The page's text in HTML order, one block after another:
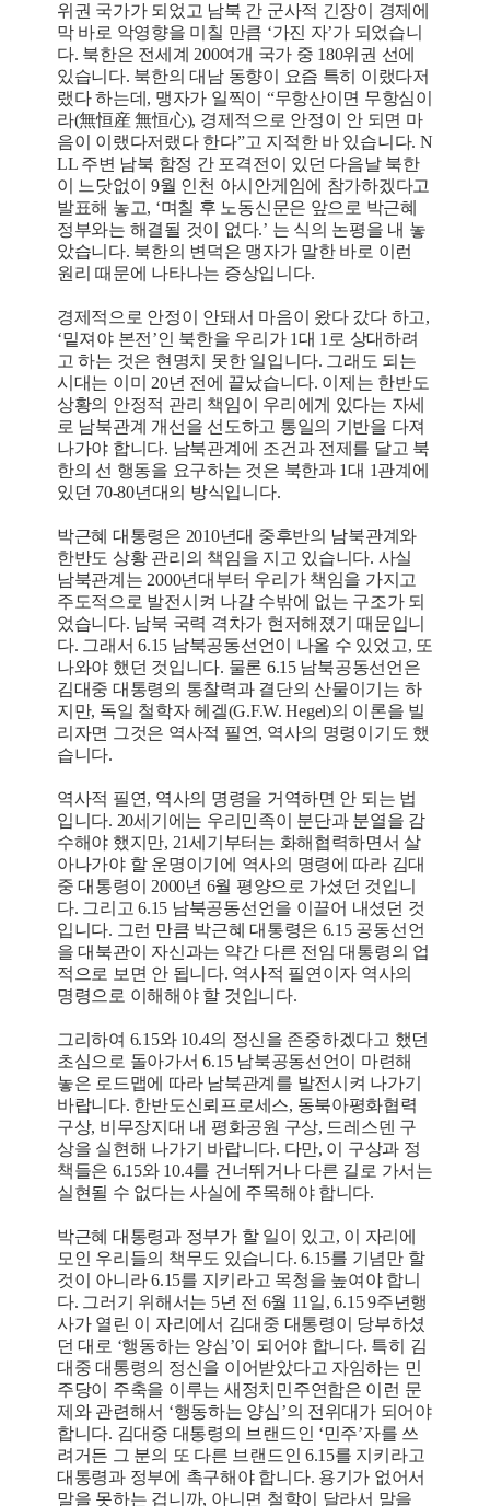
위권 국가가 되었고 남북 간 군사적 긴장이 경제에
막 바로 악영향을 미칠 만큼 ‘가진 자’가 되었습니
다. 북한은 전세계 200여개 국가 중 180위권 선에
있습니다. 북한의 대남 동향이 요즘 특히 이랬다저
랬다 하는데, 맹자가 일찍이 “무항산이면 무항심이
라(無恒産 無恒心), 경제적으로 안정이 안 되면 마
음이 이랬다저랬다 한다”고 지적한 바 있습니다. N
LL 주변 남북 함정 간 포격전이 있던 다음날 북한
이 느닷없이 9월 인천 아시안게임에 참가하겠다고
발표해 놓고, ‘며칠 후 노동신문은 앞으로 박근혜
정부와는 해결될 것이 없다.’ 는 식의 논평을 내 놓
았습니다. 북한의 변덕은 맹자가 말한 바로 이런
원리 때문에 나타나는 증상입니다.
경제적으로 안정이 안돼서 마음이 왔다 갔다 하고,
‘밑져야 본전’인 북한을 우리가 1대 1로 상대하려
고 하는 것은 현명치 못한 일입니다. 그래도 되는
시대는 이미 20년 전에 끝났습니다. 이제는 한반도
상황의 안정적 관리 책임이 우리에게 있다는 자세
로 남북관계 개선을 선도하고 통일의 기반을 다져
나가야 합니다. 남북관계에 조건과 전제를 달고 북
한의 선 행동을 요구하는 것은 북한과 1대 1관계에
있던 70-80년대의 방식입니다.
박근혜 대통령은 2010년대 중후반의 남북관계와
한반도 상황 관리의 책임을 지고 있습니다. 사실
남북관계는 2000년대부터 우리가 책임을 가지고
주도적으로 발전시켜 나갈 수밖에 없는 구조가 되
었습니다. 남북 국력 격차가 현저해졌기 때문입니
다. 그래서 6.15 남북공동선언이 나올 수 있었고, 또
나와야 했던 것입니다. 물론 6.15 남북공동선언은
김대중 대통령의 통찰력과 결단의 산물이기는 하
지만, 독일 철학자 헤겔(G.F.W. Hegel)의 이론을 빌
리자면 그것은 역사적 필연, 역사의 명령이기도 했
습니다.
역사적 필연, 역사의 명령을 거역하면 안 되는 법
입니다. 20세기에는 우리민족이 분단과 분열을 감
수해야 했지만, 21세기부터는 화해협력하면서 살
아나가야 할 운명이기에 역사의 명령에 따라 김대
중 대통령이 2000년 6월 평양으로 가셨던 것입니
다. 그리고 6.15 남북공동선언을 이끌어 내셨던 것
입니다. 그런 만큼 박근혜 대통령은 6.15 공동선언
을 대북관이 자신과는 약간 다른 전임 대통령의 업
적으로 보면 안 됩니다. 역사적 필연이자 역사의
명령으로 이해해야 할 것입니다.
그리하여 6.15와 10.4의 정신을 존중하겠다고 했던
초심으로 돌아가서 6.15 남북공동선언이 마련해
놓은 로드맵에 따라 남북관계를 발전시켜 나가기
바랍니다. 한반도신뢰프로세스, 동북아평화협력
구상, 비무장지대 내 평화공원 구상, 드레스덴 구
상을 실현해 나가기 바랍니다. 다만, 이 구상과 정
책들은 6.15와 10.4를 건너뛰거나 다른 길로 가서는
실현될 수 없다는 사실에 주목해야 합니다.
박근혜 대통령과 정부가 할 일이 있고, 이 자리에
모인 우리들의 책무도 있습니다. 6.15를 기념만 할
것이 아니라 6.15를 지키라고 목청을 높여야 합니
다. 그러기 위해서는 5년 전 6월 11일, 6.15 9주년행
사가 열린 이 자리에서 김대중 대통령이 당부하셨
던 대로 ‘행동하는 양심’이 되어야 합니다. 특히 김
대중 대통령의 정신을 이어받았다고 자임하는 민
주당이 주축을 이루는 새정치민주연합은 이런 문
제와 관련해서 ‘행동하는 양심’의 전위대가 되어야
합니다. 김대중 대통령의 브랜드인 ‘민주’자를 쓰
려거든 그 분의 또 다른 브랜드인 6.15를 지키라고
대통령과 정부에 촉구해야 합니다. 용기가 없어서
말을 못하는 겁니까, 아니면 철학이 달라서 말을